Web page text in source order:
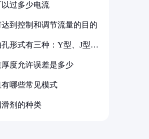
过多少电流
到控制和调节流量的目的
形式有三种：Y型、J型、
度允许误差是多少
哪些常见模式
剂的种类